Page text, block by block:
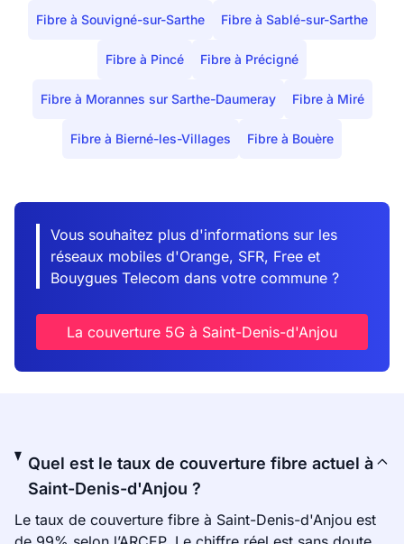
Fibre à Souvigné-sur-Sarthe Fibre à Sablé-sur-Sarthe
Fibre à Pincé Fibre à Précigné
Fibre à Morannes sur Sarthe-Daumeray Fibre à Miré
Fibre à Bierné-les-Villages Fibre à Bouère
Vous souhaitez plus d'informations sur les
réseaux mobiles d'Orange, SFR, Free et
Bouygues Telecom dans votre commune ?
La couverture 5G à Saint-Denis-d'Anjou
Quel est le taux de couverture fibre actuel à
Saint-Denis-d'Anjou ?
Le taux de couverture fibre à Saint-Denis-d'Anjou est